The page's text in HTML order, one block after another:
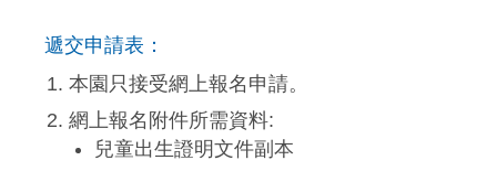
遞交申請表：
本園只接受網上報名申請。
網上報名附件所需資料:
兒童出生證明文件副本